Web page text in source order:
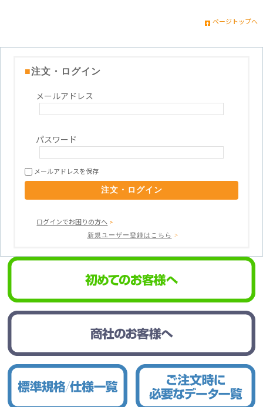
ページトップへ
■注文・ログイン
メールアドレス
パスワード
メールアドレスを保存
ログインでお困りの方へ >
新規ユーザー登録はこちら >